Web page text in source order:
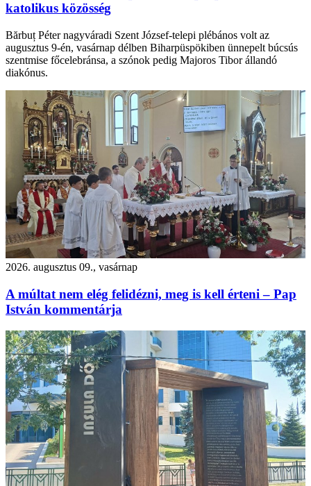
katolikus közösség
Bărbuț Péter nagyváradi Szent József-telepi plébános volt az
augusztus 9-én, vasárnap délben Biharpüspökiben ünnepelt búcsús
szentmise főcelebránsa, a szónok pedig Majoros Tibor állandó
diakónus.
2026. augusztus 09., vasárnap
A múltat nem elég felidézni, meg is kell érteni – Pap
István kommentárja